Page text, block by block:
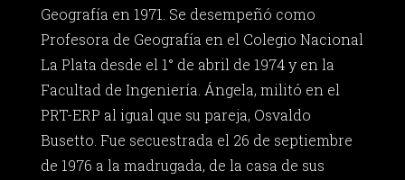
Geografía en 1971. Se desempeñó como
Profesora de Geografía en el Colegio Nacional
La Plata desde el 1° de abril de 1974 y en la
Facultad de Ingeniería. Ángela, militó en el
PRT-ERP al igual que su pareja, Osvaldo
Busetto. Fue secuestrada el 26 de septiembre
de 1976 a la madrugada, de la casa de sus